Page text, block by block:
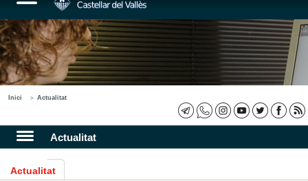
Inici Actualitat
Actualitat
Actualitat